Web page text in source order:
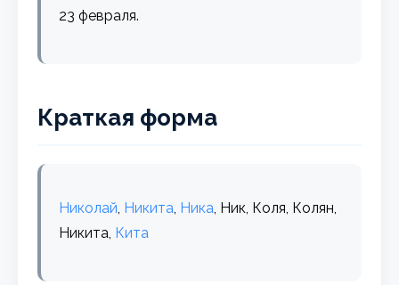
23 февраля.
Краткая форма
Николай, Никита, Ника, Ник, Коля, Колян,
Никита, Кита